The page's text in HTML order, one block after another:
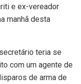
e ex-vereador
manhã desta
teria se
com um agente de
de arma de